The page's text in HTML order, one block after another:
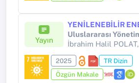
Yayın
İbrahim Halil POLAT,
2025
TR Dizin
Özgün Makale